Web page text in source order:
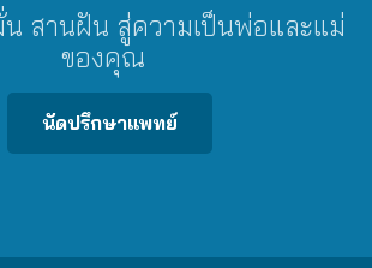
น สานฝัน สู่ความเป็นพ่อและแม่
ของคุณ
นัดปรึกษาแพทย์